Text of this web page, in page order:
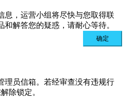
息，运营小组将尽快与您取得联
解答您的疑惑，请耐心等待。
确定
理员信箱。若经审查没有违规行
除锁定。